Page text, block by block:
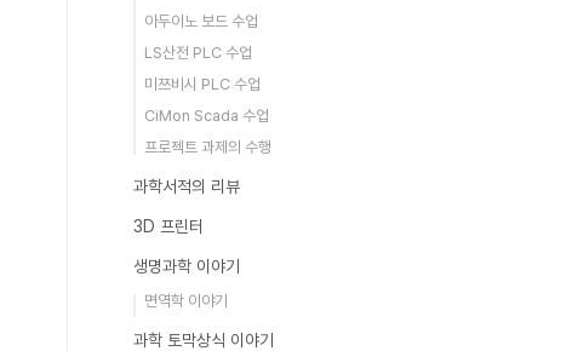
아두이노 보드 수업
LS산전 PLC 수업
미쯔비시 PLC 수업
CiMon Scada 수업
프로젝트 과제의 수행
과학서적의 리뷰
3D 프린터
생명과학 이야기
면역학 이야기
과학 토막상식 이야기